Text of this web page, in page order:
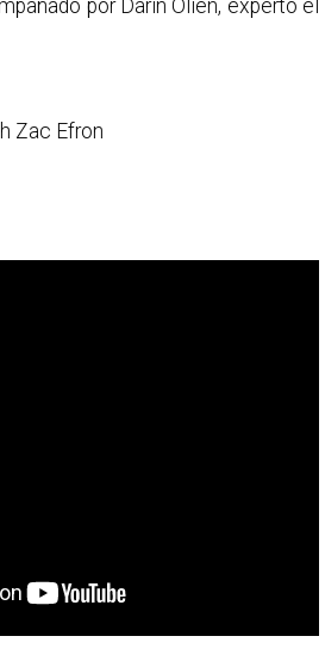
por Darin Olien, experto el
Zac Efron